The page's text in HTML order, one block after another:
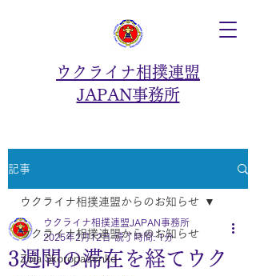
ウクライナ相撲連盟
JAPAN事務所
記事
ウクライナ相撲連盟からのお知らせ
Zoia Skoropadenko
ウクライナ相撲連盟からのお知らせ
3週間の滞在を経てウク
ウクライナ相撲連盟JAPAN事務所
2025年2月12日 読了時間: 1分